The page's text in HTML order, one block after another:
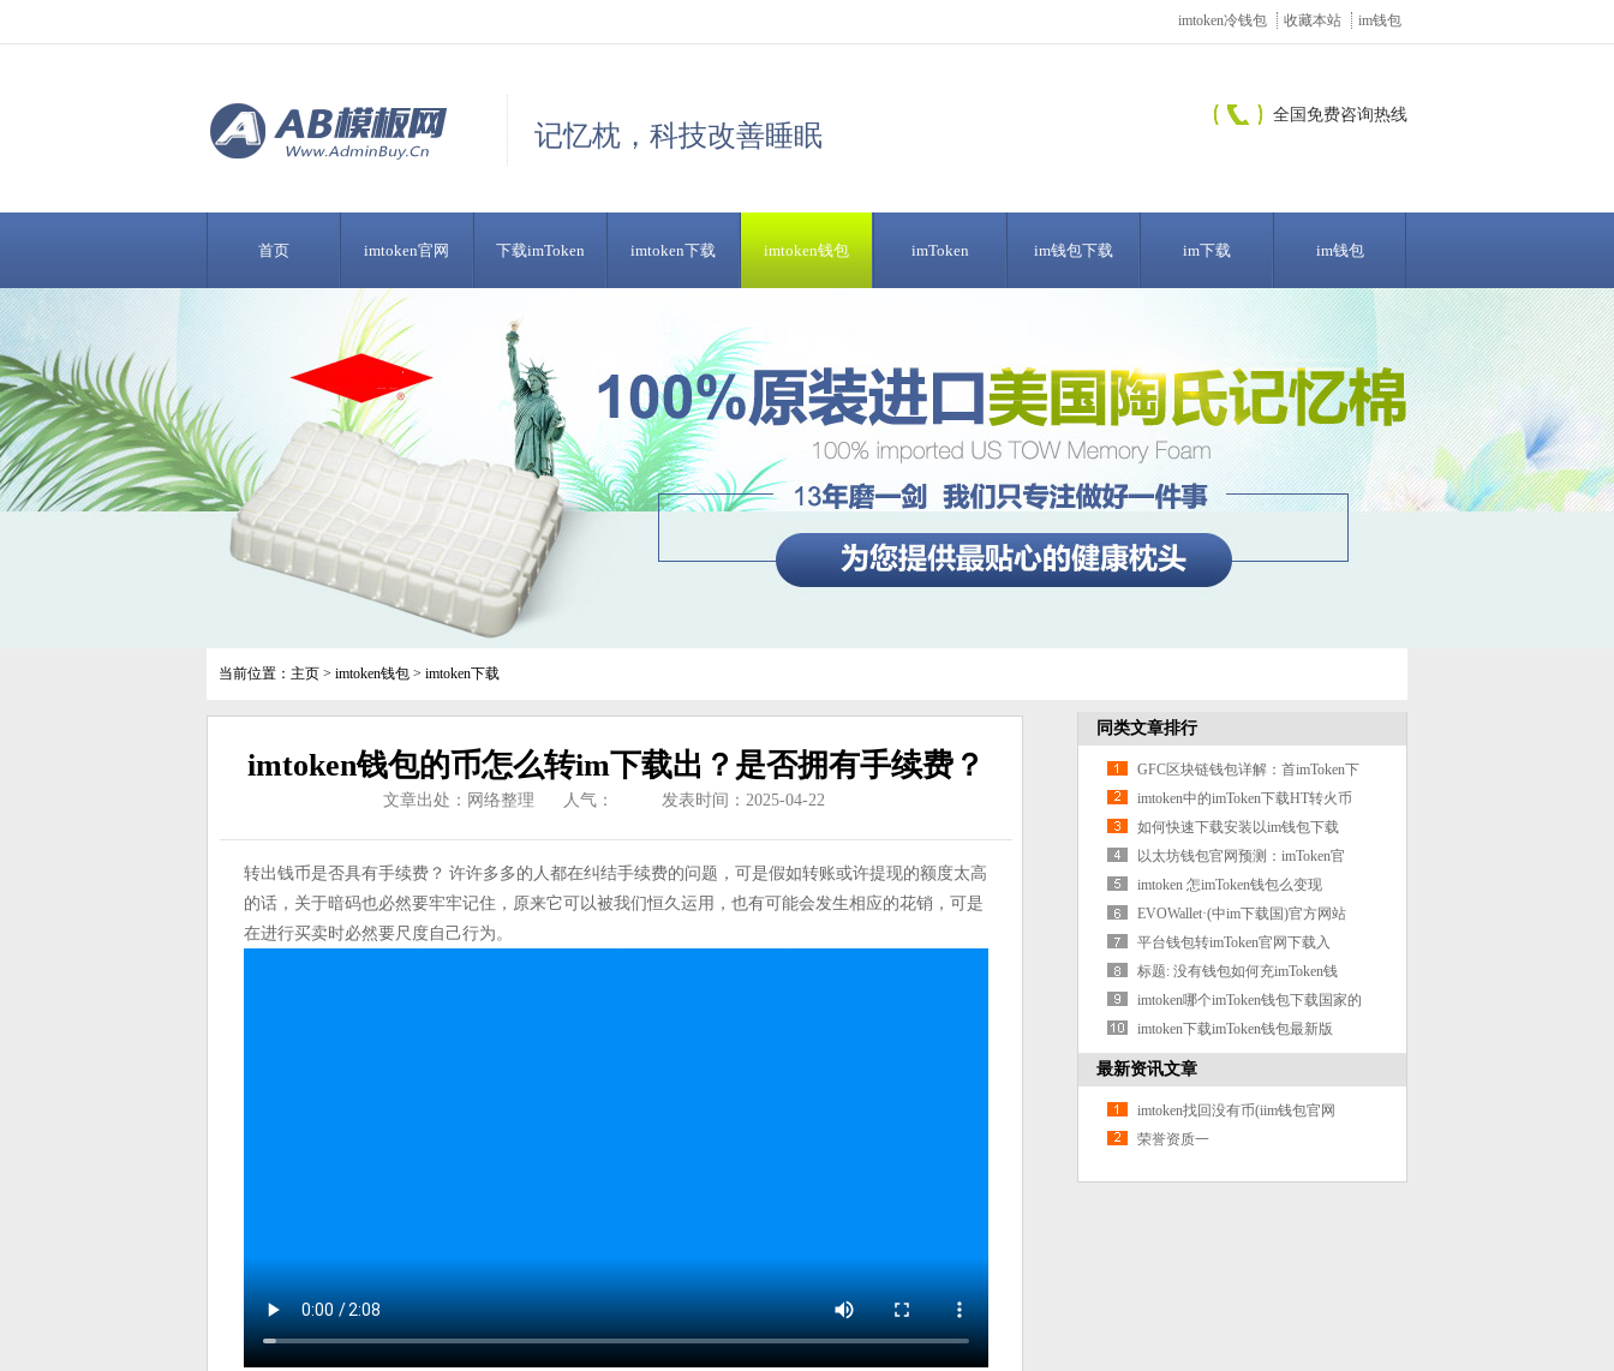
imtoken冷钱包 收藏本站 im钱包
记忆枕，科技改善睡眠
全国免费咨询热线
首页 imtoken官网 下载imToken imtoken下载 imtoken钱包 imToken im钱包下载 im下载 im钱包
当前位置： 主页 > imtoken钱包 > imtoken下载
imtoken钱包的币怎么转im下载出？是否拥有手续费？
文章出处：网络整理 人气： 发表时间：2025-04-22
转出钱币是否具有手续费？ 许许多多的人都在纠结手续费的问题，可是假如转账或许提现的额度太高
的话，关于暗码也必然要牢牢记住，原来它可以被我们恒久运用，也有可能会发生相应的花销，可是
在进行买卖时必然要尺度自己行为。
同类文章排行
GFC区块链钱包详解：首imToken下
imtoken中的imToken下载HT转火币
如何快速下载安装以im钱包下载
以太坊钱包官网预测：imToken官
imtoken 怎imToken钱包么变现
EVOWallet·(中im下载国)官方网站
平台钱包转imToken官网下载入
标题: 没有钱包如何充imToken钱
imtoken哪个imToken钱包下载国家的
imtoken下载imToken钱包最新版
最新资讯文章
imtoken找回没有币(iim钱包官网
荣誉资质一